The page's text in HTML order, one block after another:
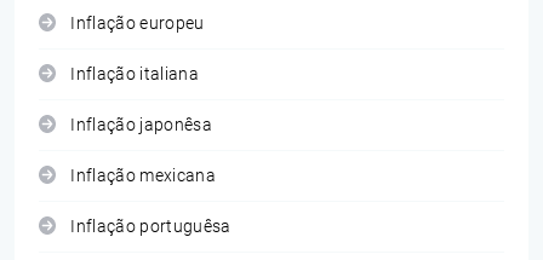
Inflação europeu
Inflação italiana
Inflação japonêsa
Inflação mexicana
Inflação portuguêsa